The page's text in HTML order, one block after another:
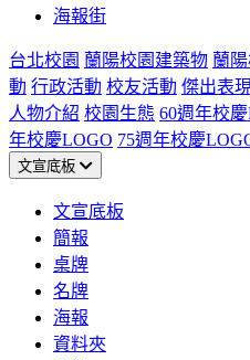
海報街
台北校園 蘭陽校園建築物 蘭
動 行政活動 校友活動 傑出表現
人物介紹 校園生態 60週年校
年校慶LOGO 75週年校慶
文宣底板
文宣底板
簡報
桌牌
名牌
海報
資料夾